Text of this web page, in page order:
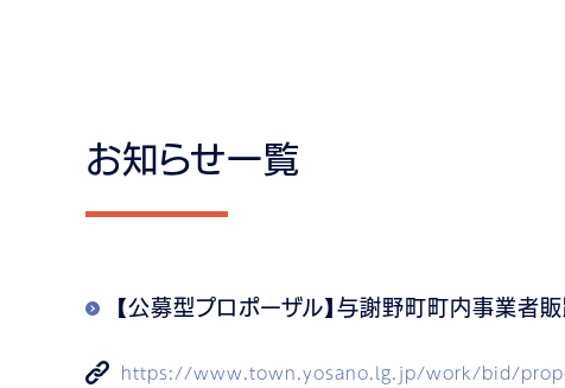
お知らせ一覧
【公募型プロポーザル】与謝野町町内事業者
https://www.town.yosano.lg.jp/work/bid/